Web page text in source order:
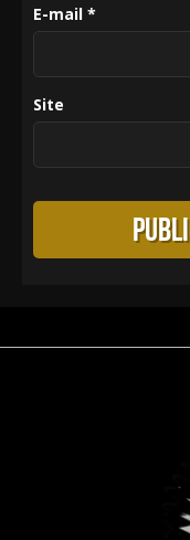
E-mail *
Site